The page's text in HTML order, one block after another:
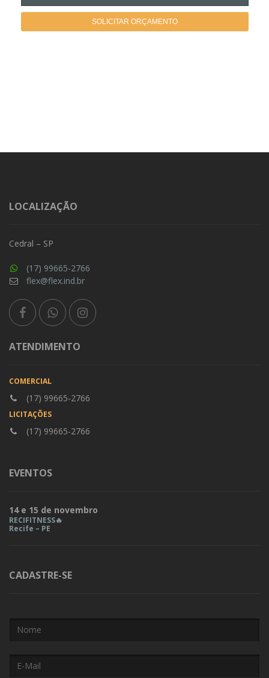
SOLICITAR ORÇAMENTO
LOCALIZAÇÃO
Cedral – SP
(17) 99665-2766
flex@flex.ind.br
ATENDIMENTO
COMERCIAL
(17) 99665-2766
LICITAÇÕES
(17) 99665-2766
EVENTOS
14 e 15 de novembro
RECIFITNESS🔥
Recife – PE
CADASTRE-SE